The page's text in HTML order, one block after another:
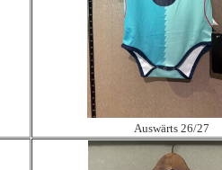
Auswärts 26/27